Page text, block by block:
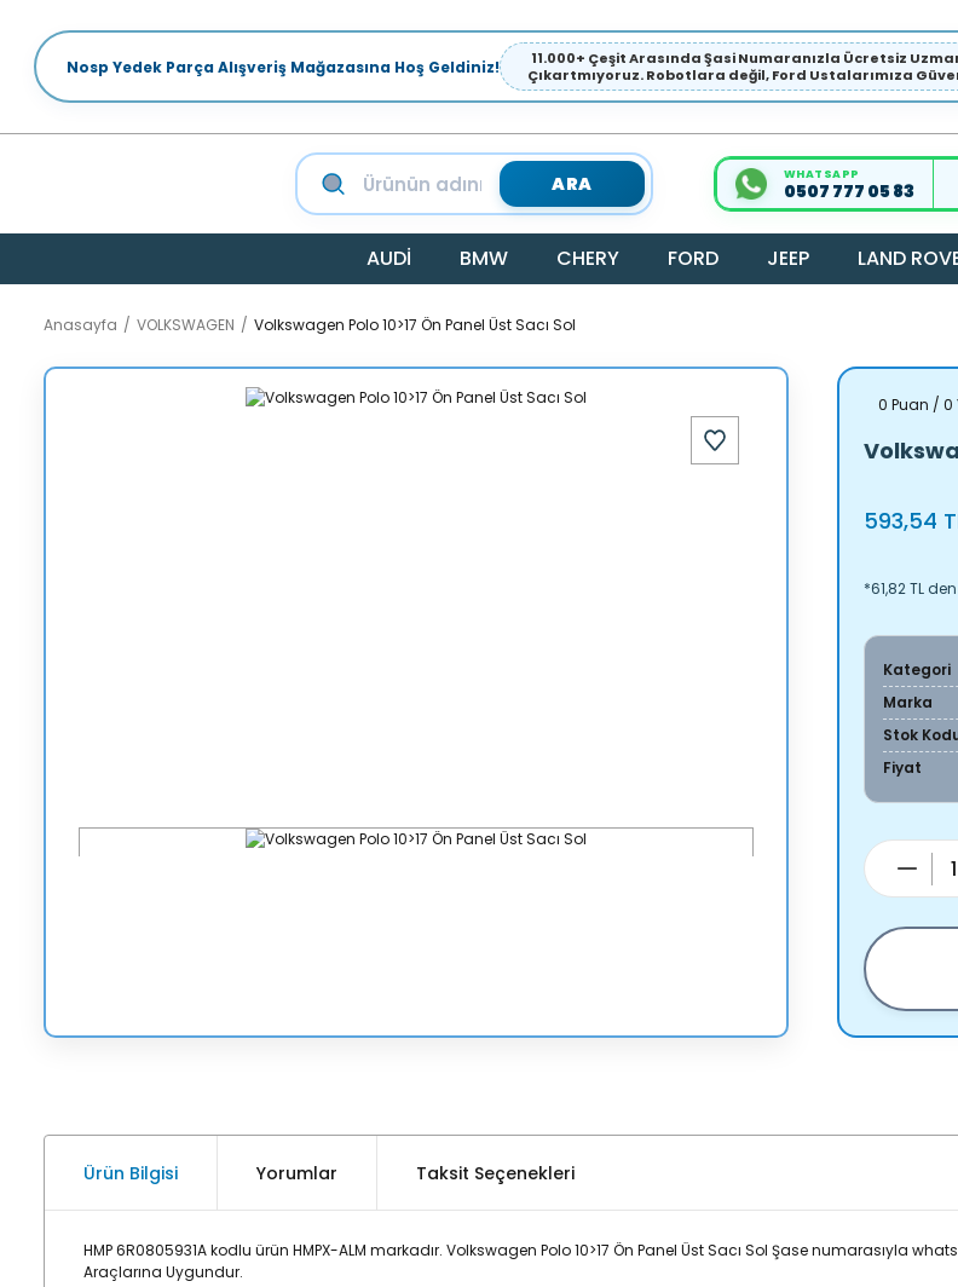
Nosp Yedek Parça Alışveriş Mağazasına Hoş Geldiniz!
11.000+ Çeşit Arasında Şasi Numaranızla Ücretsiz
Çıkartmıyoruz. Robotlara değil, Ford Ustalarımıza
ARA WHATSAPP
0507 777 05 83
AUDİ BMW CHERY FORD JEEP LAND
Anasayfa VOLKSWAGEN Volkswagen Polo 10>17 Ön Panel Üst Sacı Sol
0 Puan / 0
593,54
*61,82 TL
Kategori
Marka
Stok
Fiyat
Ürün Bilgisi Yorumlar Taksit Seçenekleri
HMP 6R0805931A kodlu ürün HMPX-ALM markadır. Volkswagen Polo 10>17 Ön Panel Üst Sacı Sol Şase numarasıyla
Araçlarına Uygundur.